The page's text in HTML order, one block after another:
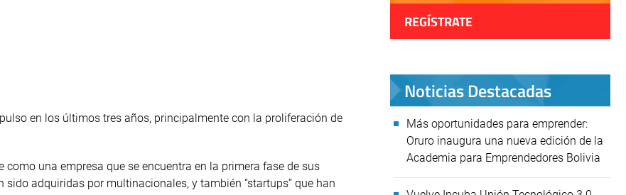
en los últimos tres años, principalmente con la proliferación de
como una empresa que se encuentra en la primera fase de sus
adquiridas por multinacionales, y también “startups” que han
REGÍSTRATE
Noticias Destacadas
Más oportunidades para emprender:
Oruro inaugura una nueva edición de la
Academia para Emprendedores Bolivia